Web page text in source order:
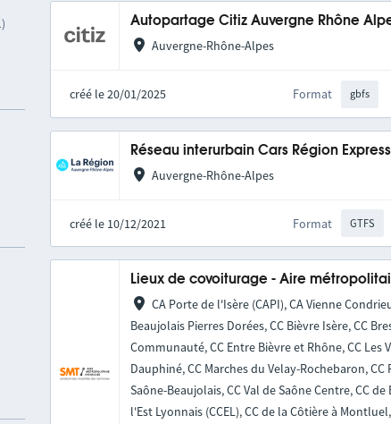
Autopartage Citiz Auvergne Rhône
Auvergne-Rhône-Alpes
créé le 20/01/2025 Format gbfs
Réseau interurbain Cars Région Express
Auvergne-Rhône-Alpes
créé le 10/12/2021 Format GTFS
Lieux de covoiturage - Aire
CA Porte de l'Isère (CAPI), CA Vienne
Beaujolais Pierres Dorées, CC Bièvre Isère, CC
Communauté, CC Entre Bièvre et Rhône, CC Les
Dauphiné, CC Marches du Velay-Rochebaron,
Saône-Beaujolais, CC Val de Saône Centre, CC
l'Est Lyonnais (CCEL), CC de la Côtière à